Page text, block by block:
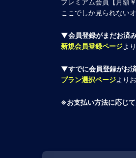
プレミアム会員【月額
ここでしか見られない
▼会員登録がまだお済
新規会員登録ページよ
▼すでに会員登録がお
プラン選択ページより
※お支払い方法に応じ